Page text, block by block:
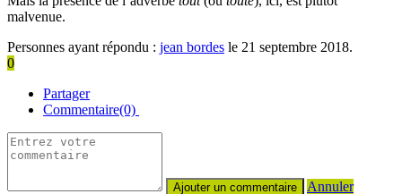
malvenue.
Personnes ayant répondu : jean bordes le 21 septembre 2018.
0
Partager
Commentaire(0)
Annuler